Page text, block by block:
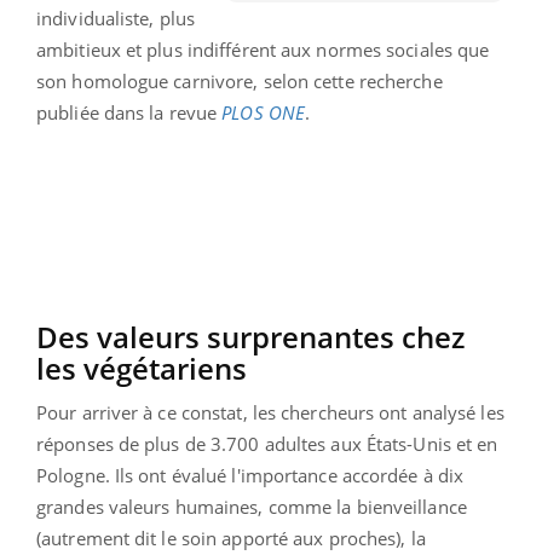
individualiste, plus
ambitieux et plus indifférent aux normes sociales que
son homologue carnivore, selon cette recherche
publiée dans la revue PLOS ONE.
Des valeurs surprenantes chez
les végétariens
Pour arriver à ce constat, les chercheurs ont analysé les
réponses de plus de 3.700 adultes aux États-Unis et en
Pologne. Ils ont évalué l'importance accordée à dix
grandes valeurs humaines, comme la bienveillance
(autrement dit le soin apporté aux proches), la